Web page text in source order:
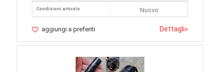
Condizioni articolo
Nuovo
aggiungi a preferiti Dettagli»